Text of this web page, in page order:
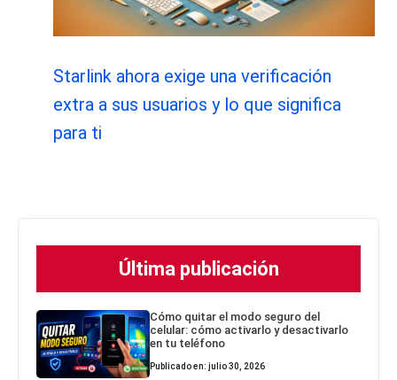
Starlink ahora exige una verificación
extra a sus usuarios y lo que significa
para ti
Última publicación
Cómo quitar el modo seguro del
celular: cómo activarlo y desactivarlo
en tu teléfono
Publicado en: julio 30, 2026